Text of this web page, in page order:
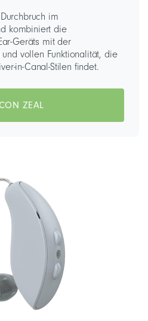
im
kombiniert die
Geräts mit der
vollen Funktionalität, die
in-Canal-Stilen findet.
ZEAL